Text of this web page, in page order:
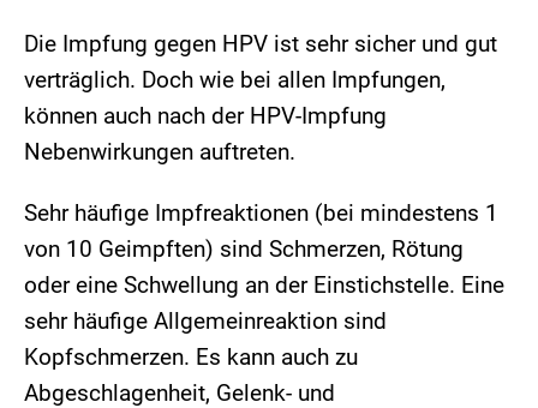
Die Impfung gegen HPV ist sehr sicher und gut
verträglich. Doch wie bei allen Impfungen,
können auch nach der HPV-Impfung
Nebenwirkungen auftreten.
Sehr häufige Impfreaktionen (bei mindestens 1
von 10 Geimpften) sind Schmerzen, Rötung
oder eine Schwellung an der Einstichstelle. Eine
sehr häufige Allgemeinreaktion sind
Kopfschmerzen. Es kann auch zu
Abgeschlagenheit, Gelenk- und